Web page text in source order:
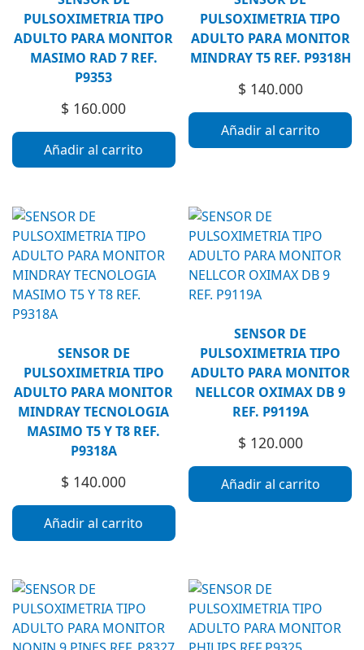
PULSOXIMETRIA TIPO
ADULTO PARA MONITOR
MASIMO RAD 7 REF.
P9353
$ 160.000
Añadir al carrito
PULSOXIMETRIA TIPO
ADULTO PARA MONITOR
MINDRAY T5 REF. P9318H
$ 140.000
Añadir al carrito
SENSOR DE
PULSOXIMETRIA TIPO
ADULTO PARA MONITOR
MINDRAY TECNOLOGIA
MASIMO T5 Y T8 REF.
P9318A
$ 140.000
Añadir al carrito
SENSOR DE
PULSOXIMETRIA TIPO
ADULTO PARA MONITOR
NELLCOR OXIMAX DB 9
REF. P9119A
$ 120.000
Añadir al carrito